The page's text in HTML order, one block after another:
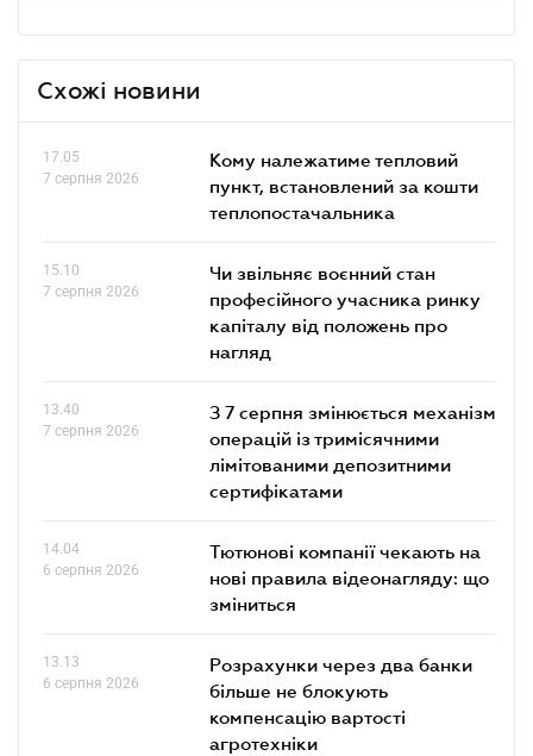
Схожі новини
17.05
7 серпня 2026
Кому належатиме тепловий
пункт, встановлений за кошти
теплопостачальника
15.10
7 серпня 2026
Чи звільняє воєнний стан
професійного учасника ринку
капіталу від положень про
нагляд
13.40
7 серпня 2026
З 7 серпня змінюється механізм
операцій із тримісячними
лімітованими депозитними
сертифікатами
14.04
6 серпня 2026
Тютюнові компанії чекають на
нові правила відеонагляду: що
зміниться
13.13
6 серпня 2026
Розрахунки через два банки
більше не блокують
компенсацію вартості
агротехніки